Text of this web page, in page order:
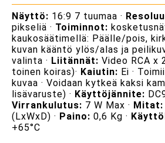
Näyttö: 16:9 7 tuumaa ·
pikseliä · Toiminnot:
kaukosäätimellä: Päälle/pois,
kuvan kääntö ylös/alas ja
valinta · Liitännät: Video RCA x
toinen koiras)· Kaiutin: Ei ·
kuvaa · Voidaan kytkeä kaksi
lisävaruste) · Käyttöjännite:
Virrankulutus: 7 W Max · Mitat:
(LxWxD) · Paino: 0,6 Kg ·
+65°C